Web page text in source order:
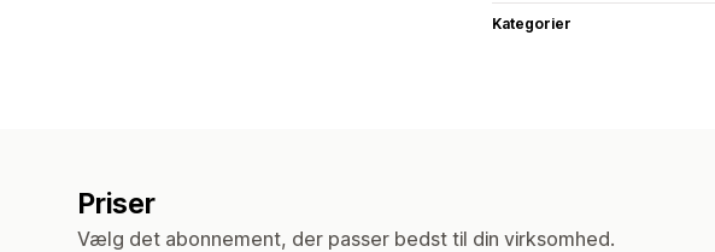
Kategorier
Priser
Vælg det abonnement, der passer bedst til din virksomhed.